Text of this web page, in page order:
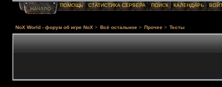
НАЧАЛО
ПОМОЩЬ СТАТИСТИКА СЕРВЕРА ПОИСК КАЛЕНДАРЬ
NoX World - форум об игре NoX > Всё остальное > Прочее > Тесты